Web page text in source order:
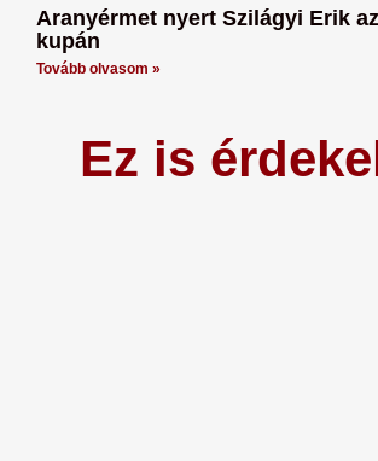
Aranyérmet nyert Szilágyi Erik
kupán
Tovább olvasom »
Ez is